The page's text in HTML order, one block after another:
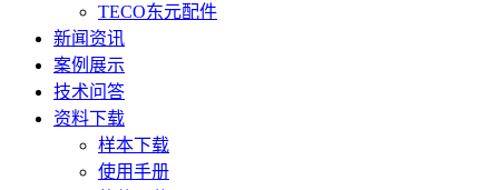
TECO东元配件
新闻资讯
案例展示
技术问答
资料下载
样本下载
使用手册